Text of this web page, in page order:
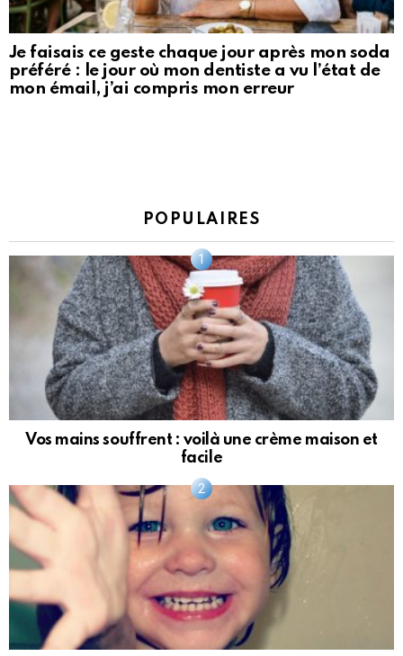
Je faisais ce geste chaque jour après mon soda
préféré : le jour où mon dentiste a vu l’état de
mon émail, j’ai compris mon erreur
POPULAIRES
Vos mains souffrent : voilà une crème maison et
facile